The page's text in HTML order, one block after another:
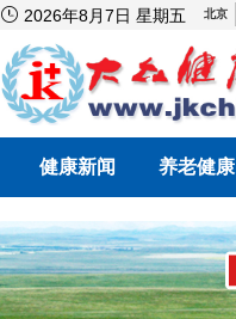
 2026年8月7日 星期五
健康新闻 养老健康